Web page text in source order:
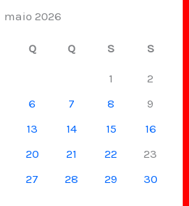
maio 2026
Q Q S S
1
2
6 7 8
9
13 14 15
16
20 21 22
23
27 28 29
30